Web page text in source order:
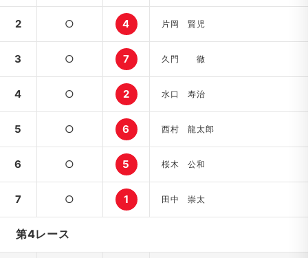
2 ○ 4 片岡 賢児
3 ○ 7 久門 徹
4 ○ 2 水口 寿治
5 ○ 6 西村 龍太郎
6 ○ 5 桜木 公和
7 ○ 1 田中 崇太
第4レース